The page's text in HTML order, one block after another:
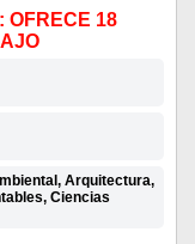
OFRECE 18
Arquitectura,
Ciencias